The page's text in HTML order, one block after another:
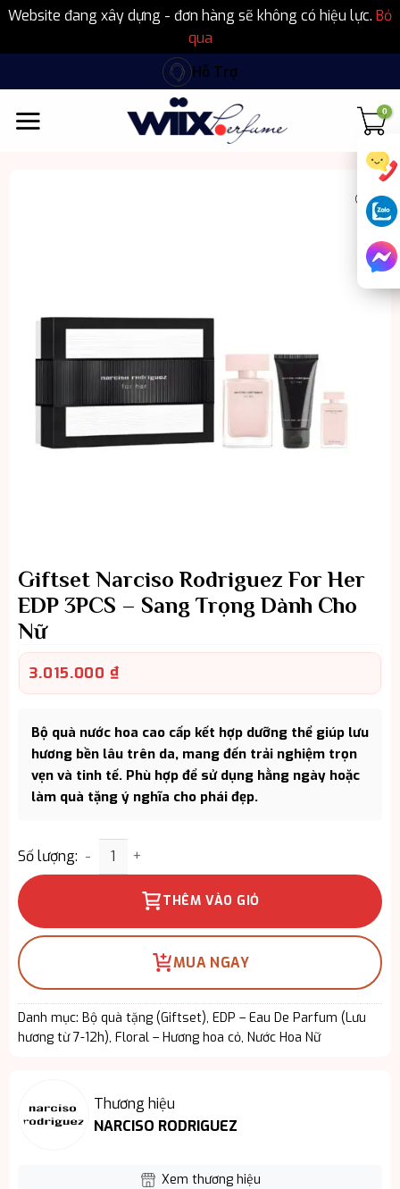
Website đang xây dựng - đơn hàng sẽ không có hiệu lực. Bỏ
qua
qua
nội
dung
Hỗ Trợ
Giftset Narciso Rodriguez For Her
EDP 3PCS – Sang Trọng Dành Cho
Nữ
3.015.000 ₫
Bộ quà nước hoa cao cấp kết hợp dưỡng thể giúp lưu
hương bền lâu trên da, mang đến trải nghiệm trọn
vẹn và tinh tế. Phù hợp để sử dụng hằng ngày hoặc
làm quà tặng ý nghĩa cho phái đẹp.
Số lượng: Giftset Narciso Rodriguez For Her EDP 3PCS -
THÊM VÀO GIỎ
MUA NGAY
Danh mục: Bộ quà tặng (Giftset), EDP – Eau De Parfum (Lưu
hương từ 7-12h), Floral – Hương hoa cỏ, Nước Hoa Nữ
Thương hiệu
NARCISO RODRIGUEZ
Xem thương hiệu